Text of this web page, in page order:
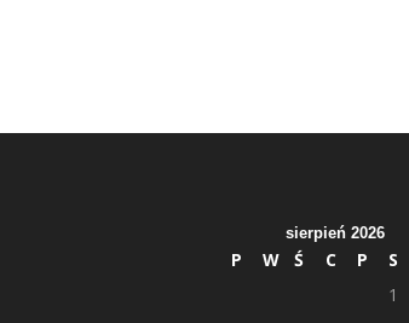
sierpień 2026
P W Ś C P S
1